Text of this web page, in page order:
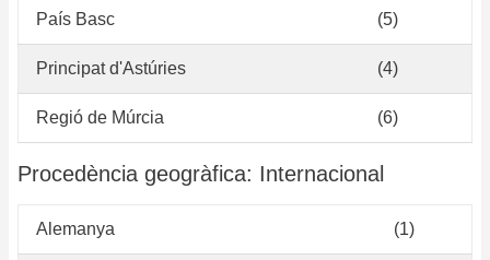
País Basc (5)
Principat d'Astúries (4)
Regió de Múrcia (6)
Procedència geogràfica: Internacional
Alemanya (1)